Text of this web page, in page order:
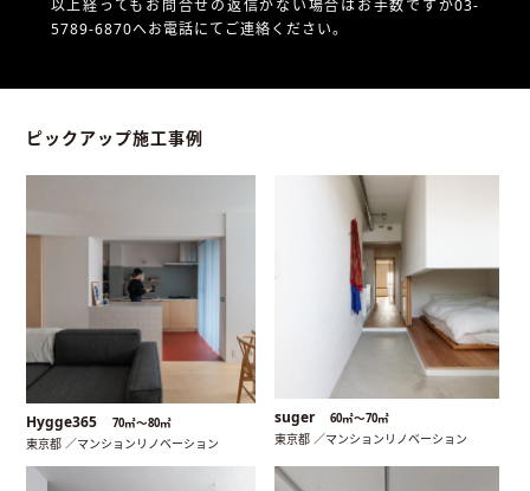
以上経ってもお問合せの返信がない場合はお手数ですが03-
5789-6870へお電話にてご連絡ください。
ピックアップ施工事例
Hygge365 70㎡〜80㎡
東京都 ／マンションリノベーション
suger 60㎡〜70㎡
東京都 ／マンションリノベーション